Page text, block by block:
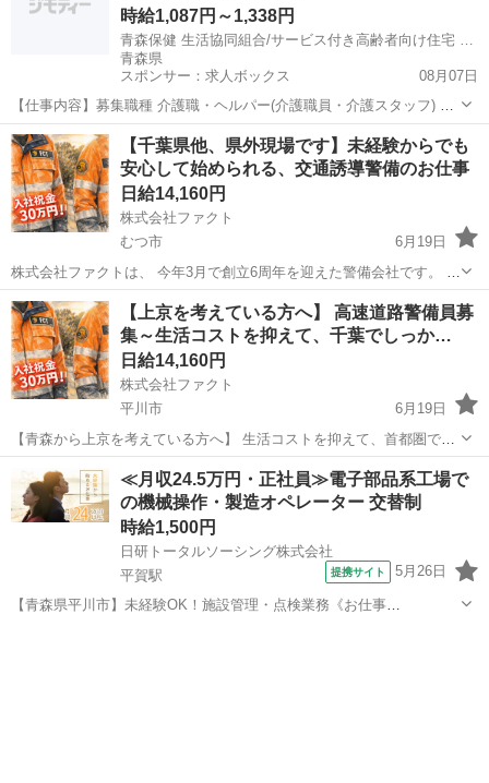
時給1,087円～1,338円
青森保健 生活協同組合/サービス付き高齢者向け住宅 さくら
青森県
スポンサー：求人ボックス
08月07日
【仕事内容】募集職種 介護職・ヘルパー(介護職員・介護スタッフ) パ
ート・アルバイト 仕事内容 身体介護、食事介助、入浴介助、排泄介
助、生活援助、リネン交換、レク企画・運営、トレーニング指導 給
与・手当 <給与> 時給1,087〜...
アルバイト・パート
【千葉県他、県外現場です】未経験からでも
安心して始められる、交通誘導警備のお仕事
日給14,160円
株式会社ファクト
むつ市
6月19日
株式会社ファクトは、 今年3月で創立6周年を迎えた警備会社です。 高
速道路・一般道での交通規制・交通誘導警備を中心に、 全国各地の現
場で安全を支えています。 今回の募集では、 年齢・経験を問わず、女
性の方のご応...
青森 むつ市 その他 時給
【上京を考えている方へ】 高速道路警備員募
集～生活コストを抑えて、千葉でしっか…
日給14,160円
株式会社ファクト
平川市
6月19日
【青森から上京を考えている方へ】 生活コストを抑えて、首都圏でし
っかり稼ぐという選択 株式会社ファクトは、 今年3月で創立6周年を迎
えた警備会社です。 高速道路・一般道の交通規制・交通誘導警備を中
心に、 千葉県...
青森 平川市 その他 時給
≪月収24.5万円・正社員≫電子部品系工場で
の機械操作・製造オペレーター 交替制
時給1,500円
日研トータルソーシング株式会社
平賀駅
提携サイト 5月26日
【青森県平川市】未経験OK！施設管理・点検業務《お仕事